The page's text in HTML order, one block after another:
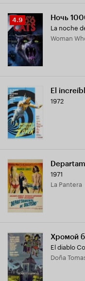
Рейтинг
Кинопоиска
4.9
4.9 Ночь
La noche
Woman
El
1972
1971
La Pantera
Хромой
El diablo
Doña